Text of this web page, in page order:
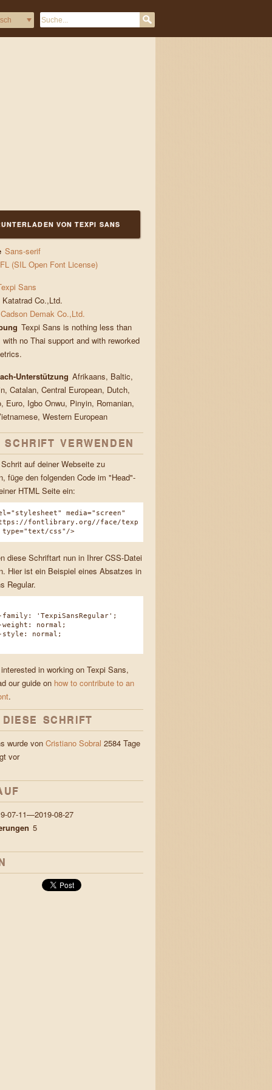
VON TEXPI SANS
Sans-serif
(SIL Open Font License)
Sans
Katatrad Co.,Ltd.
Cadson Demak Co.,Ltd.
Texpi Sans is nothing less than
no Thai support and with reworked
Unterstützung Afrikaans, Baltic,
Catalan, Central European, Dutch,
Euro, Igbo Onwu, Pinyin, Romanian,
Western European
SCHRIFT VERWENDEN
auf deiner Webseite zu
füge den folgenden Code im "Head"-
HTML Seite ein:
media="screen"
fontlibrary.org//face/texp
css"/>
diese Schriftart nun in Ihrer CSS-Datei
Hier ist ein Beispiel eines Absatzes in
Regular.
'TexpiSansRegular';
normal;
normal;
in working on Texpi Sans,
our guide on how to contribute to an
.
SCHRIFT
wurde von Cristiano Sobral 2584 Tage
vor
07-11—2019-08-27
5